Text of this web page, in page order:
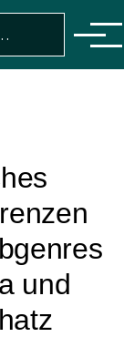
Menü
und